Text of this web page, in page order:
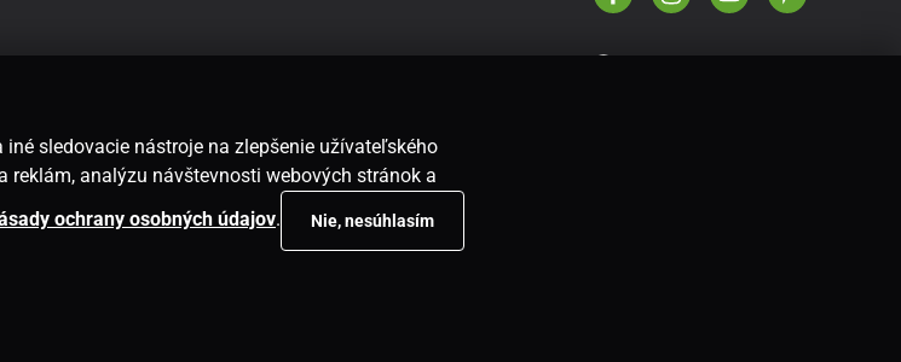
sledovacie nástroje na zlepšenie užívateľského
reklám, analýzu návštevnosti webových stránok a
ochrany osobných údajov. Nie, nesúhlasím